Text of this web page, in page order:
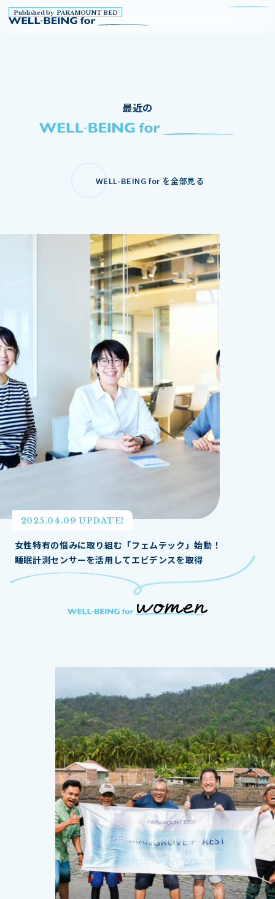
Published by PARAMOUNT BED
最近の
WELL-BEING for を全部見る
2025.04.09 UPDATE!
女性特有の悩みに取り組む「フェムテック」始動！
睡眠計測センサーを活用してエビデンスを取得